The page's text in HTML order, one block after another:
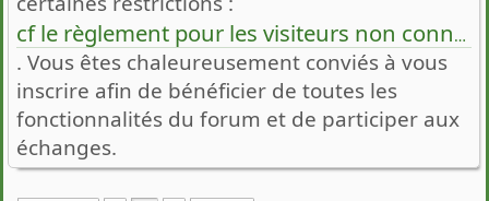
cf le règlement pour les visiteurs non connectés
. Vous êtes chaleureusement conviés à vous
inscrire afin de bénéficier de toutes les
fonctionnalités du forum et de participer aux
échanges.